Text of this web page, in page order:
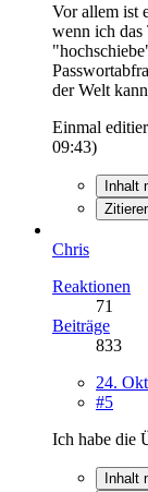
Vor allem ist
wenn ich das
der Welt
Einmal
09:43)
Inhalt
Chris
Reaktionen
71
Beiträge
833
24.
#5
Ich habe die
Inhalt